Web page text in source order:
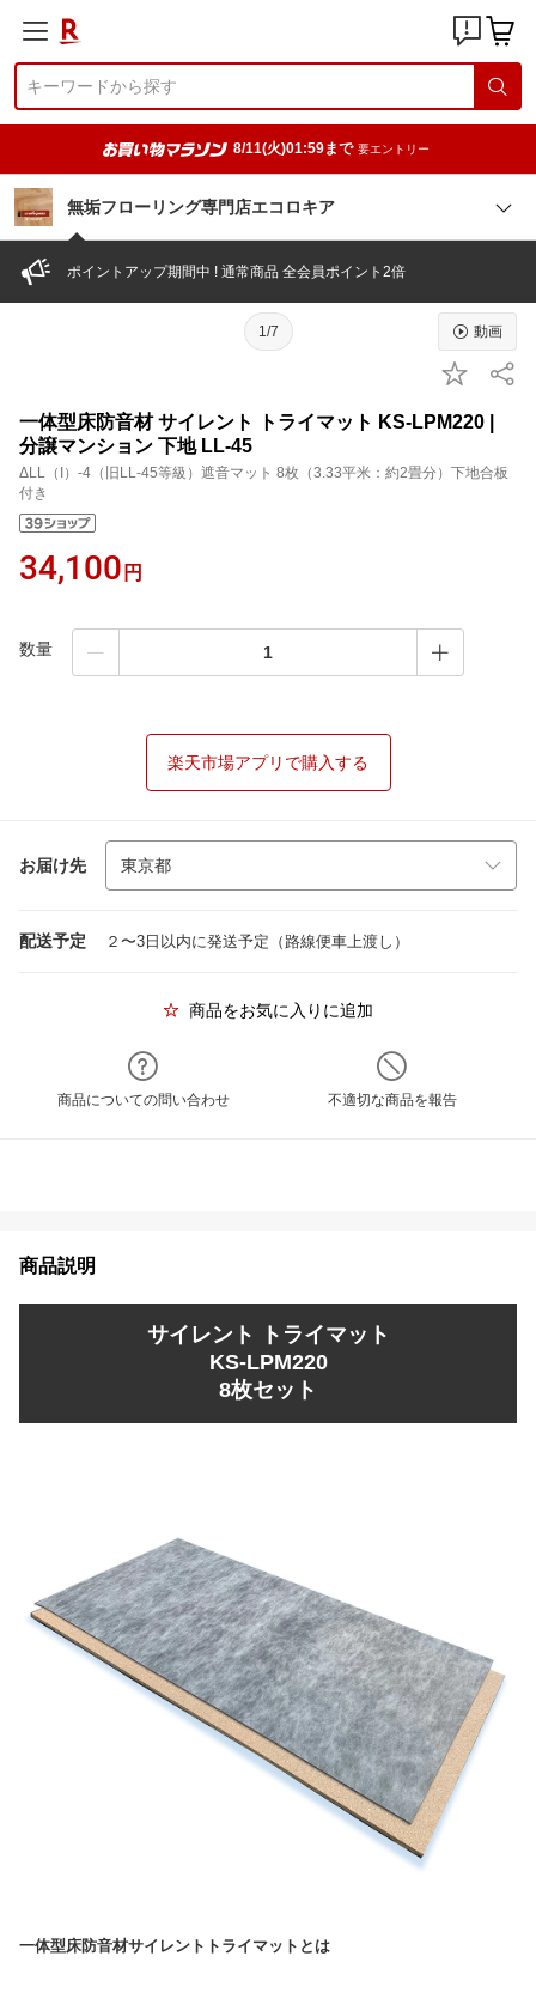
8/11(火)01:59まで 要エントリー
無垢フローリング専門店エコロキア
ポイントアップ期間中 ! 通常商品 全会員ポイント2倍
1/7 動画
一体型床防音材 サイレント トライマット KS-LPM220 |
分譲マンション 下地 LL-45
ΔLL（I）-4（旧LL-45等級）遮音マット 8枚（3.33平米：約2畳分）下地合板
付き
34,100 円
数量
楽天市場アプリで購入する
お届け先
配送予定 ２〜3日以内に発送予定（路線便車上渡し）
商品をお気に入りに追加
商品についての問い合わせ 不適切な商品を報告
商品説明
サイレント トライマット
KS-LPM220
8枚セット
一体型床防音材サイレントトライマットとは